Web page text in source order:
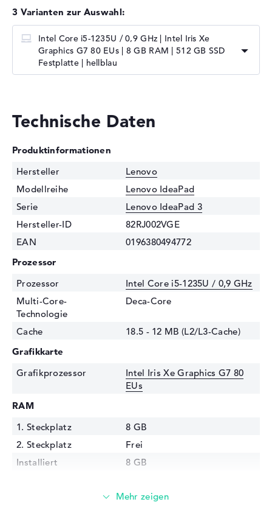
3 Varianten zur Auswahl:
Intel Core i5-1235U / 0,9 GHz | Intel Iris Xe
Graphics G7 80 EUs | 8 GB RAM | 512 GB SSD
Festplatte | hellblau
Technische Daten
Produktinformationen
Hersteller
Lenovo
Modellreihe
Lenovo IdeaPad
Serie
Lenovo IdeaPad 3
Hersteller-ID
82RJ002VGE
EAN
0196380494772
Prozessor
Prozessor
Intel Core i5-1235U / 0,9 GHz
Multi-Core-
Technologie
Deca-Core
Cache
18.5 - 12 MB (L2/L3-Cache)
Grafikkarte
Grafikprozessor
Intel Iris Xe Graphics G7 80
EUs
RAM
1. Steckplatz
8 GB
2. Steckplatz
Frei
Installiert
8 GB
3200 MHz